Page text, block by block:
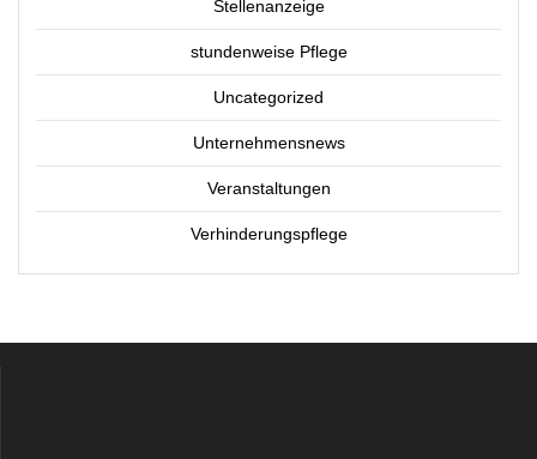
Stellenanzeige
stundenweise Pflege
Uncategorized
Unternehmensnews
Veranstaltungen
Verhinderungspflege